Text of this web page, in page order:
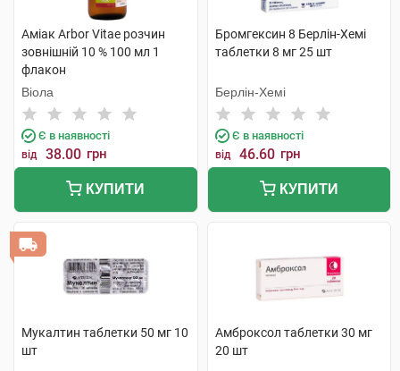
Аміак Arbor Vitae розчин
зовнішній 10 % 100 мл 1
флакон
Віола
Є в наявності
від 38.00 грн
КУПИТИ
Бромгексин 8 Берлін-Хемі
таблетки 8 мг 25 шт
Берлін-Хемі
Є в наявності
від 46.60 грн
КУПИТИ
Мукалтин таблетки 50 мг 10
шт
Амброксол таблетки 30 мг
20 шт